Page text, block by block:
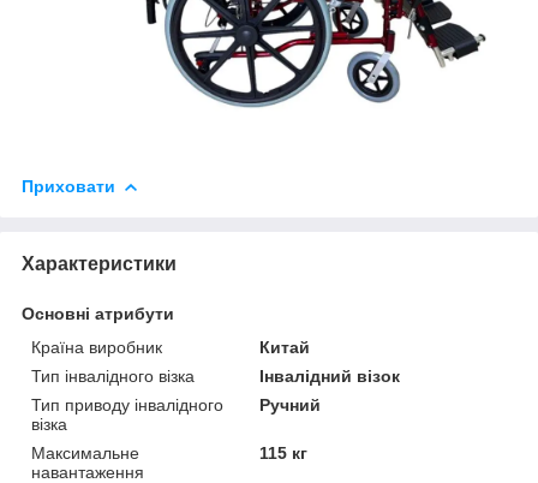
Приховати
Характеристики
Основні атрибути
Країна виробник
Китай
Тип інвалідного візка
Інвалідний візок
Тип приводу інвалідного
візка
Ручний
Максимальне
навантаження
115 кг